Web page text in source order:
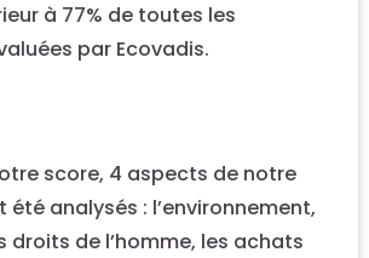
à 77% de toutes les
par Ecovadis.
score, 4 aspects de notre
été analysés : l’environnement,
droits de l’homme, les achats